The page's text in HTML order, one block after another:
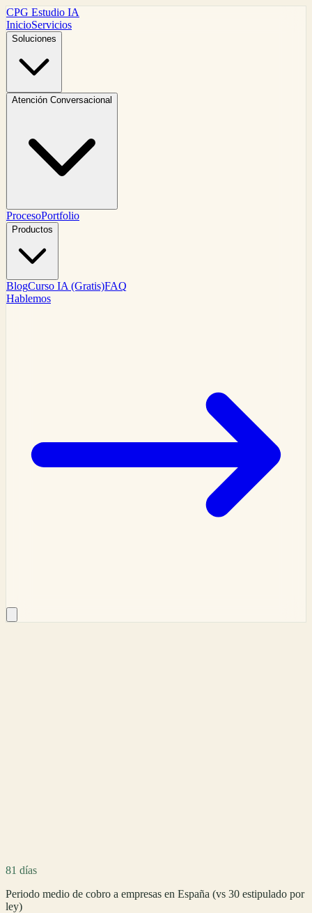
CPG Estudio IA
InicioServicios
Soluciones
Atención Conversacional
ProcesoPortfolio
Productos
BlogCurso IA (Gratis)FAQ
Hablemos
81 días
Periodo medio de cobro a empresas en España (vs 30 estipulado por
ley)